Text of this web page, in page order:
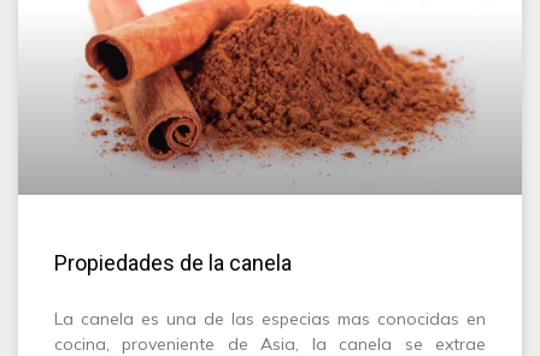
Propiedades de la canela
La canela es una de las especias mas conocidas en
cocina, proveniente de Asia, la canela se extrae